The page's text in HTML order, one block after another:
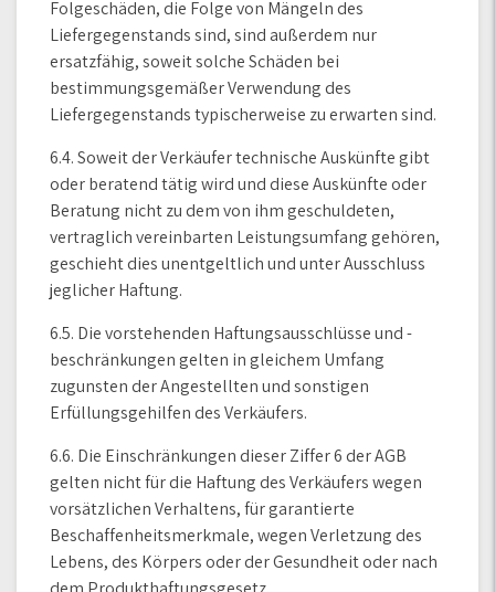
Folgeschäden, die Folge von Mängeln des
Liefergegenstands sind, sind außerdem nur
ersatzfähig, soweit solche Schäden bei
bestimmungsgemäßer Verwendung des
Liefergegenstands typischerweise zu erwarten sind.
6.4. Soweit der Verkäufer technische Auskünfte gibt
oder beratend tätig wird und diese Auskünfte oder
Beratung nicht zu dem von ihm geschuldeten,
vertraglich vereinbarten Leistungsumfang gehören,
geschieht dies unentgeltlich und unter Ausschluss
jeglicher Haftung.
6.5. Die vorstehenden Haftungsausschlüsse und -
beschränkungen gelten in gleichem Umfang
zugunsten der Angestellten und sonstigen
Erfüllungsgehilfen des Verkäufers.
6.6. Die Einschränkungen dieser Ziffer 6 der AGB
gelten nicht für die Haftung des Verkäufers wegen
vorsätzlichen Verhaltens, für garantierte
Beschaffenheitsmerkmale, wegen Verletzung des
Lebens, des Körpers oder der Gesundheit oder nach